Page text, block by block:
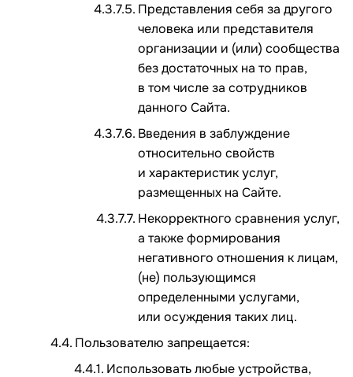
Представления себя за другого
человека или представителя
организации и (или) сообщества
без достаточных на то прав,
в том числе за сотрудников
данного Сайта.
Введения в заблуждение
относительно свойств
и характеристик услуг,
размещенных на Сайте.
Некорректного сравнения услуг,
а также формирования
негативного отношения к лицам,
(не) пользующимся
определенными услугами,
или осуждения таких лиц.
Пользователю запрещается:
Использовать любые устройства,